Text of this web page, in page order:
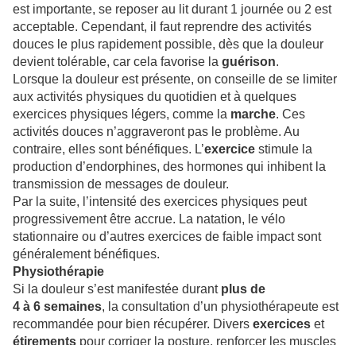
est importante, se reposer au lit durant 1 journée ou 2 est
acceptable. Cependant, il faut reprendre des activités
douces le plus rapidement possible, dès que la douleur
devient tolérable, car cela favorise la guérison.
Lorsque la douleur est présente, on conseille de se limiter
aux activités physiques du quotidien et à quelques
exercices physiques légers, comme la marche. Ces
activités douces n’aggraveront pas le problème. Au
contraire, elles sont bénéfiques. L’exercice stimule la
production d’endorphines, des hormones qui inhibent la
transmission de messages de douleur.
Par la suite, l’intensité des exercices physiques peut
progressivement être accrue. La natation, le vélo
stationnaire ou d’autres exercices de faible impact sont
généralement bénéfiques.
Physiothérapie
Si la douleur s’est manifestée durant plus de
4 à 6 semaines, la consultation d’un physiothérapeute est
recommandée pour bien récupérer. Divers exercices et
étirements pour corriger la posture, renforcer les muscles